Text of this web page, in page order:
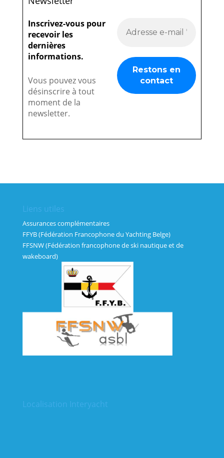
Inscrivez-vous pour
recevoir les
dernières
informations.
Vous pouvez vous
désinscrire à tout
moment de la
newsletter.
Liens utiles
Assurances complémentaires
FFYB (Fédération Francophone du Yachting Belge)
FFSNW (Fédération francophone de ski nautique et de
wakeboard)
Localisation Interyacht